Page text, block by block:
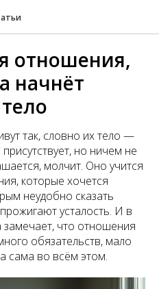
отношения,
начнёт
так, словно их тело —
но ничем не
молчит. Оно учится
которые хочется
неудобно сказать
усталость. И в
что отношения
обязательств, мало
сама во всём этом.